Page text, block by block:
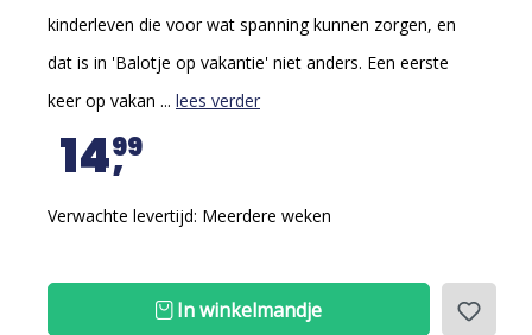
kinderleven die voor wat spanning kunnen zorgen, en
dat is in 'Balotje op vakantie' niet anders. Een eerste
keer op vakan ... lees verder
1499
Verwachte levertijd: Meerdere weken
In winkelmandje